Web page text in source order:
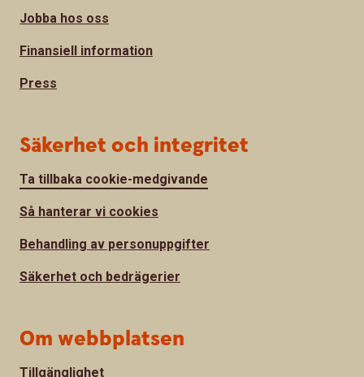
Jobba hos oss
Finansiell information
Press
Säkerhet och integritet
Ta tillbaka cookie-medgivande
Så hanterar vi cookies
Behandling av personuppgifter
Säkerhet och bedrägerier
Om webbplatsen
Tillgänglighet